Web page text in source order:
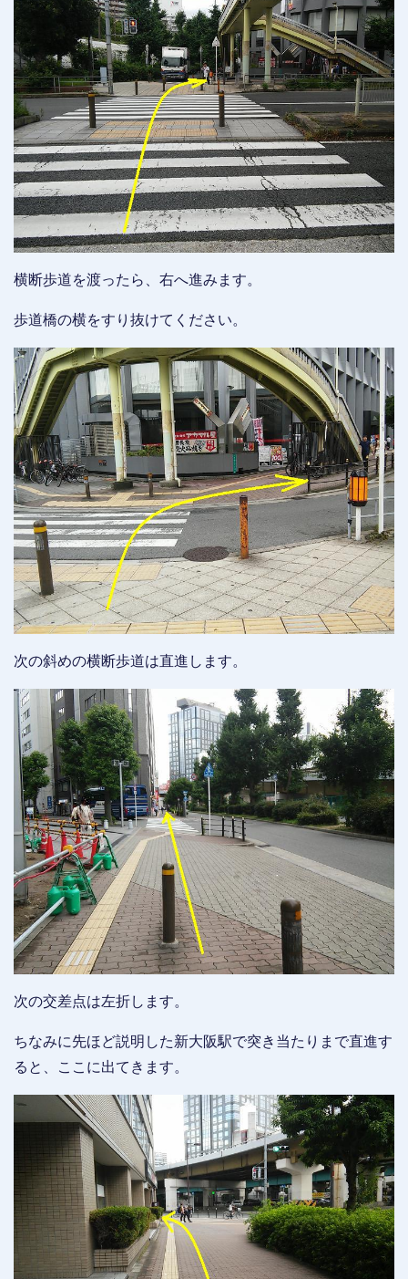
横断歩道を渡ったら、右へ進みます。
歩道橋の横をすり抜けてください。
次の斜めの横断歩道は直進します。
次の交差点は左折します。
ちなみに先ほど説明した新大阪駅で突き当たりまで直進す
ると、ここに出てきます。